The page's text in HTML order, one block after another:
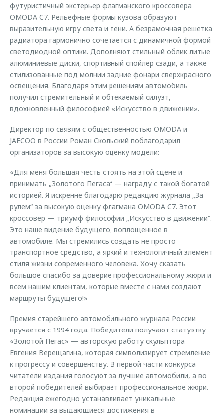
футуристичный экстерьер флагманского кроссовера
OMODA C7. Рельефные формы кузова образуют
выразительную игру света и тени. А безрамочная решетка
радиатора гармонично сочетается с динамичной формой
светодиодной оптики. Дополняют стильный облик литые
алюминиевые диски, спортивный спойлер сзади, а также
стилизованные под молнии задние фонари сверхкрасного
освещения. Благодаря этим решениям автомобиль
получил стремительный и обтекаемый силуэт,
вдохновленный философией «Искусство в движении».
Директор по связям с общественностью OMODA и
JAECOO в России Роман Скольский поблагодарил
организаторов за высокую оценку модели:
«Для меня большая честь стоять на этой сцене и
принимать „Золотого Пегаса“ — награду с такой богатой
историей. Я искренне благодарю редакцию журнала „За
рулем“ за высокую оценку флагмана OMODA C7. Этот
кроссовер — триумф философии „Искусство в движении“.
Это наше видение будущего, воплощенное в
автомобиле. Мы стремились создать не просто
транспортное средство, а яркий и технологичный элемент
стиля жизни современного человека. Хочу сказать
большое спасибо за доверие профессиональному жюри и
всем нашим клиентам, которые вместе с нами создают
маршруты будущего!»
Премия старейшего автомобильного журнала России
вручается с 1994 года. Победители получают статуэтку
«Золотой Пегас» — авторскую работу скульптора
Евгения Верещагина, которая символизирует стремление
к прогрессу и совершенству. В первой части конкурса
читатели издания голосуют за лучшие автомобили, а во
второй победителей выбирает профессиональное жюри.
Редакция ежегодно устанавливает уникальные
номинации за выдающиеся достижения в